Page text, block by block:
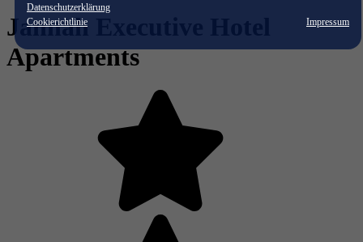
Datenschutzerklärung
Cookierichtlinie
Impressum
Jannah Executive Hotel
Apartments